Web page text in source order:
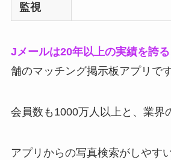
監視
Jメールは20年以上の実績を誇る
舗のマッチング掲示板アプリです
会員数も1000万人以上と、業界
アプリからの写真検索がしやす